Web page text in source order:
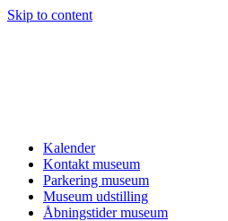
Skip to content
Kalender
Kontakt museum
Parkering museum
Museum udstilling
Åbningstider museum